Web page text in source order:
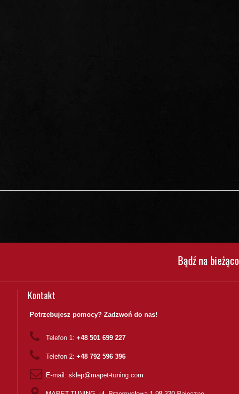
Bądź na bieżąco
Kontakt
Potrzebujesz pomocy? Zadzwoń do nas!
Telefon 1: +48 501 699 227
Telefon 2: +48 792 596 396
E-mail: sklep@mapet-tuning.com